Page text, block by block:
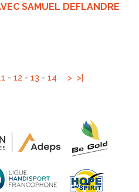
SAMUEL DEFLANDRE
- 12 - 13 - 14 > >|